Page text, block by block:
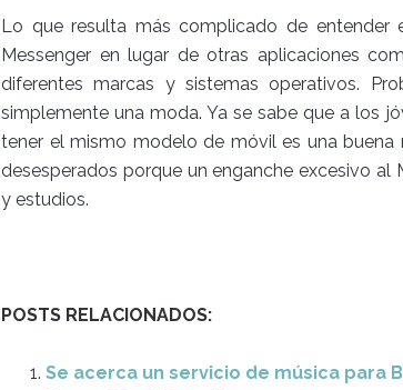
Lo que resulta más complicado de entender
Messenger en lugar de otras aplicaciones
diferentes marcas y sistemas operativos.
simplemente una moda. Ya se sabe que a los
tener el mismo modelo de móvil es una buena
desesperados porque un enganche excesivo al
y estudios.
POSTS RELACIONADOS:
Se acerca un servicio de música para